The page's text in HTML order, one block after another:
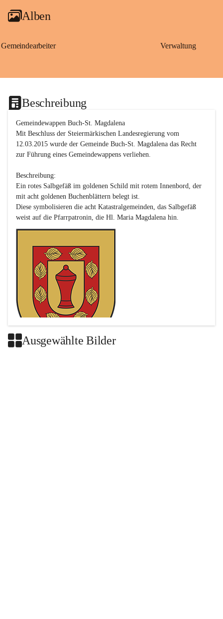
Alben
Gemeindearbeiter Verwaltung
Beschreibung
Gemeindewappen Buch-St. Magdalena
Mit Beschluss der Steiermärkischen Landesregierung vom
12.03.2015 wurde der Gemeinde Buch-St. Magdalena das Recht
zur Führung eines Gemeindewappens verliehen.
Beschreibung:
Ein rotes Salbgefäß im goldenen Schild mit rotem Innenbord, der
mit acht goldenen Buchenblättern belegt ist.
Diese symbolisieren die acht Katastralgemeinden, das Salbgefäß
Ausgewählte Bilder